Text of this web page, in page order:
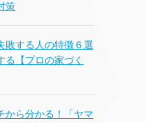
策
敗する人の特徴６選
る【プロの家づく
から分かる！「ヤマ